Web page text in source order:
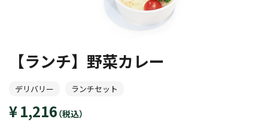
【ランチ】野菜カレー
デリバリー ランチセット
1,216（税込）